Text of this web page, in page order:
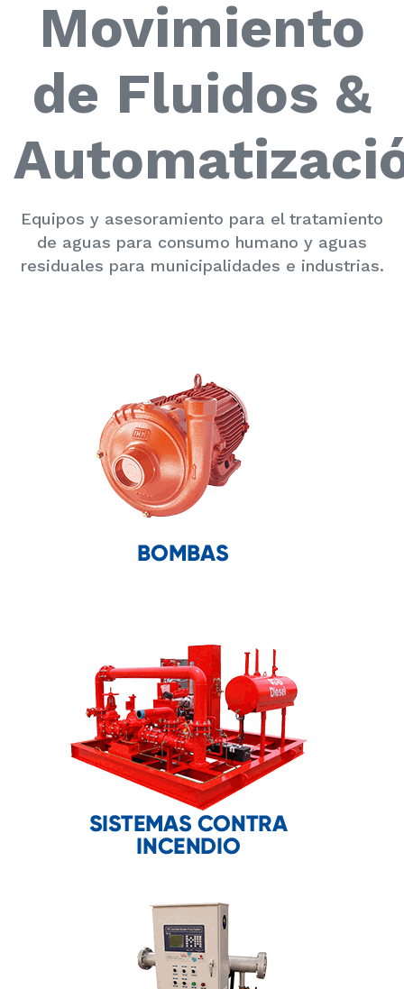
Movimiento
de Fluidos &
Equipos y asesoramiento para el tratamiento
de aguas para consumo humano y aguas
residuales para municipalidades e industrias.